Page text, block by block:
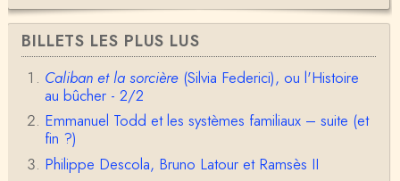
BILLETS LES PLUS LUS
Caliban et la sorcière(Silvia Federici), ou l'Histoire
au bûcher - 2/2
Emmanuel Todd et les systèmes familiaux – suite (et
fin ?)
Philippe Descola, Bruno Latour et Ramsès II